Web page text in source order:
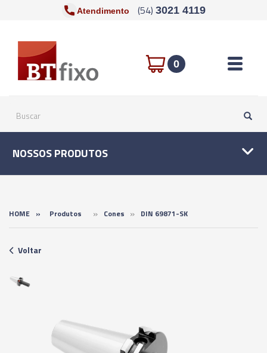
Atendimento (54) 3021 4119
0 Toggle
NOSSOS PRODUTOS
HOME » Produtos » Cones » DIN 69871-SK
Voltar